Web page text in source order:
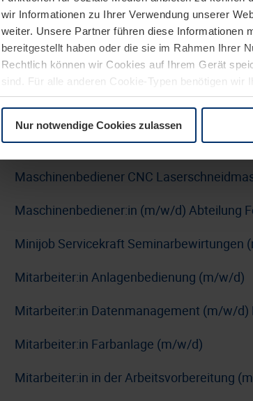
wir Informationen zu Ihrer Verwendung unserer
weiter. Unsere Partner führen diese Informationen
bereitgestellt haben oder die sie im Rahmen Ihrer
Rechtlich können wir Cookies auf Ihrem Gerät
sind. Für alle anderen Cookie-Typen benötigen wir
Erläuterung auf der Seite Datenschutzerklärung
Nur notwendige Cookies zulassen
Lackierer:in Nasslackierung (m/w/d)
Bereich Haustürlinie-Türblatt
Linux Administrator:in SUSE mit DevOps-
LKW-Fahrer:in / Berufskraftfahrer:in
Maschinen- und Anlagenführer:in (m/w/d)
Maschinenbediener CNC
Maschinenbediener:in (m/w/d) Abteilung
Minijob Servicekraft Seminarbewirtungen
Mitarbeiter:in Anlagenbedienung (m/w/d)
Mitarbeiter:in Datenmanagement (m/w/d)
Mitarbeiter:in Farbanlage (m/w/d)
Mitarbeiter:in in der Arbeitsvorbereitung